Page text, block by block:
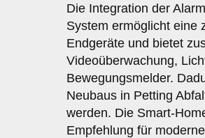
Die Integration der
System ermöglicht eine
Endgeräte und bietet
Videoüberwachung,
Bewegungsmelder.
Neubaus in Petting
werden. Die Smart-
Empfehlung für